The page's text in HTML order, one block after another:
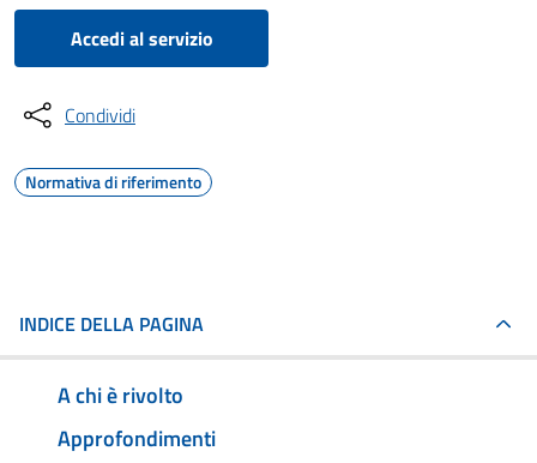
Accedi al servizio
Condividi
Normativa di riferimento
INDICE DELLA PAGINA
A chi è rivolto
Approfondimenti